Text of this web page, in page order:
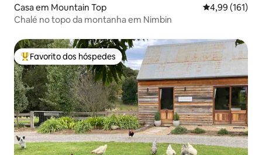
Casa em Mountain Top Classificação
4,99 (161)
Chalé no topo da montanha em Nimbin
Favoritos dos hóspedes mais apreciados
Favorito dos hóspedes